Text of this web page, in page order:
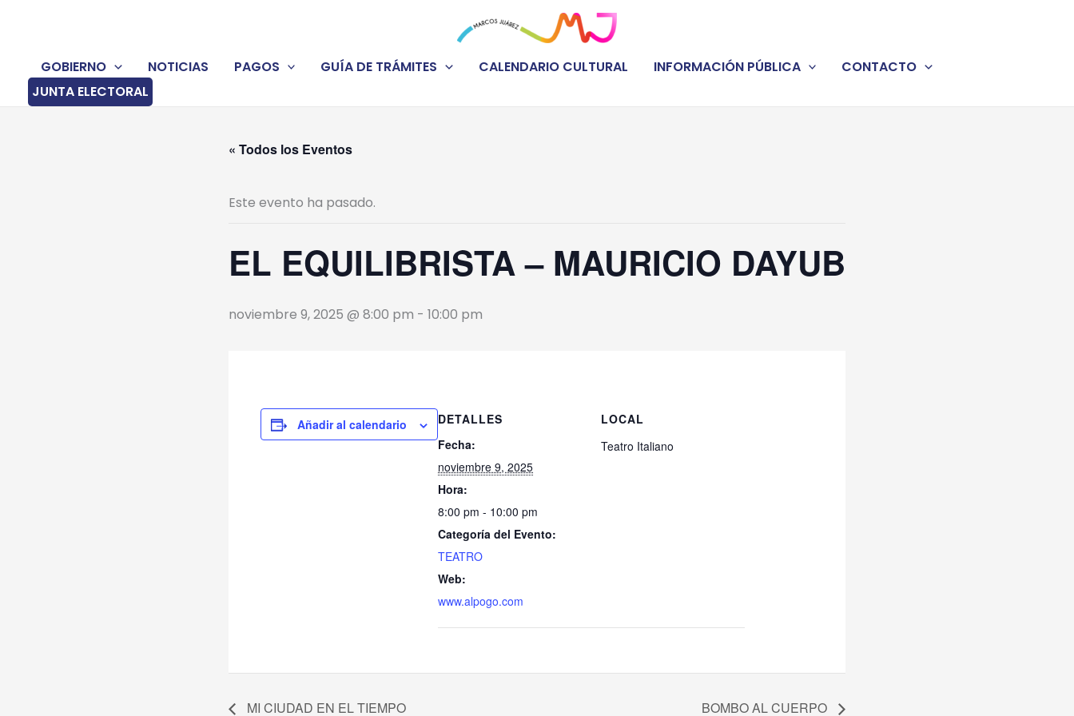
GOBIERNO
NOTICIAS PAGOS GUÍA DE TRÁMITES CALENDARIO CULTURAL INFORMACIÓN PÚBLICA
CONTACTO
JUNTA ELECTORAL
« Todos los Eventos
Este evento ha pasado.
EL EQUILIBRISTA – MAURICIO DAYUB
noviembre 9, 2025 @ 8:00 pm - 10:00 pm
Añadir al calendario
DETALLES
Fecha:
noviembre 9, 2025
Hora:
8:00 pm - 10:00 pm
Categoría del Evento:
TEATRO
Web:
www.alpogo.com
LOCAL
Teatro Italiano
MI CIUDAD EN EL TIEMPO BOMBO AL CUERPO